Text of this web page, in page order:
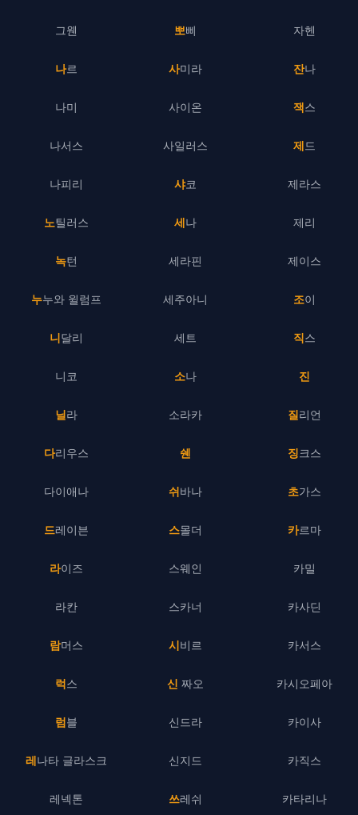
그웬
나르
나미
나서스
나피리
노틸러스
녹턴
누누와 윌럼프
니달리
니코
닐라
다리우스
다이애나
드레이븐
라이즈
라칸
람머스
럭스
럼블
레나타 글라스크
레넥톤
뽀삐
사미라
사이온
사일러스
샤코
세나
세라핀
세주아니
세트
소나
소라카
쉔
쉬바나
스몰더
스웨인
스카너
시비르
신 짜오
신드라
신지드
쓰레쉬
자헨
잔나
잭스
제드
제라스
제리
제이스
조이
직스
진
질리언
징크스
초가스
카르마
카밀
카사딘
카서스
카시오페아
카이사
카직스
카타리나